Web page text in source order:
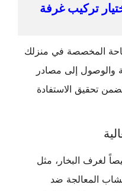
تركيب غرفة
المخصصة في منزلك
والوصول إلى مصادر
تحقيق الاستفادة
لغرف البخار، مثل
المعالجة ضد